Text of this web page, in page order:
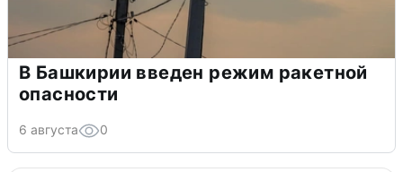
В Башкирии введен режим ракетной
опасности
6 августа 0